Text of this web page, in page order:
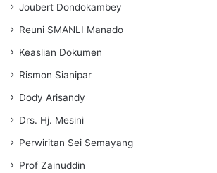
Joubert Dondokambey
Reuni SMANLI Manado
Keaslian Dokumen
Rismon Sianipar
Dody Arisandy
Drs. Hj. Mesini
Perwiritan Sei Semayang
Prof Zainuddin